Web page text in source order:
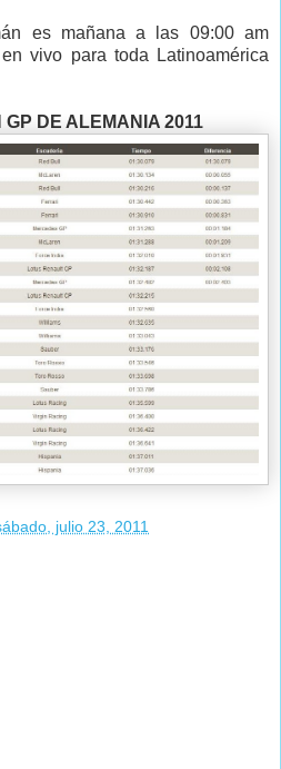
es mañana a las 09:00 am
vivo para toda Latinoamérica
DE ALEMANIA 2011
julio 23, 2011